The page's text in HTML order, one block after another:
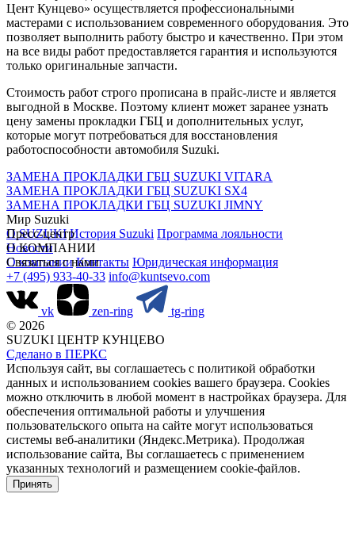
Цент Кунцево» осуществляется профессиональными
мастерами с использованием современного оборудования. Это
позволяет выполнить работу быстро и качественно. При этом
на все виды работ предоставляется гарантия и используются
только оригинальные запчасти.
Стоимость работ строго прописана в прайс-листе и является
выгодной в Москве. Поэтому клиент может заранее узнать
цену замены прокладки ГБЦ и дополнительных услуг,
которые могут потребоваться для восстановления
работоспособности автомобиля Suzuki.
ЗАМЕНА ПРОКЛАДКИ ГБЦ SUZUKI VITARA
ЗАМЕНА ПРОКЛАДКИ ГБЦ SUZUKI SX4
ЗАМЕНА ПРОКЛАДКИ ГБЦ SUZUKI JIMNY
Мир Suzuki
О SUZUKI История Suzuki Программа лояльности
Пресс-центр
Новости
О КОМПАНИИ
О компании Контакты Юридическая информация
Связаться с нами
+7 (495) 933-40-33 info@kuntsevo.com
vk zen-ring
tg-ring
© 2026
SUZUKI ЦЕНТР КУНЦЕВО
Сделано в ПЕРКС
Используя сайт, вы соглашаетесь с политикой обработки
данных и использованием cookies вашего браузера. Cookies
можно отключить в любой момент в настройках браузера. Для
обеспечения оптимальной работы и улучшения
пользовательского опыта на сайте могут использоваться
системы веб-аналитики (Яндекс.Метрика). Продолжая
использование сайта, Вы соглашаетесь с применением
указанных технологий и размещением cookie-файлов.
Принять